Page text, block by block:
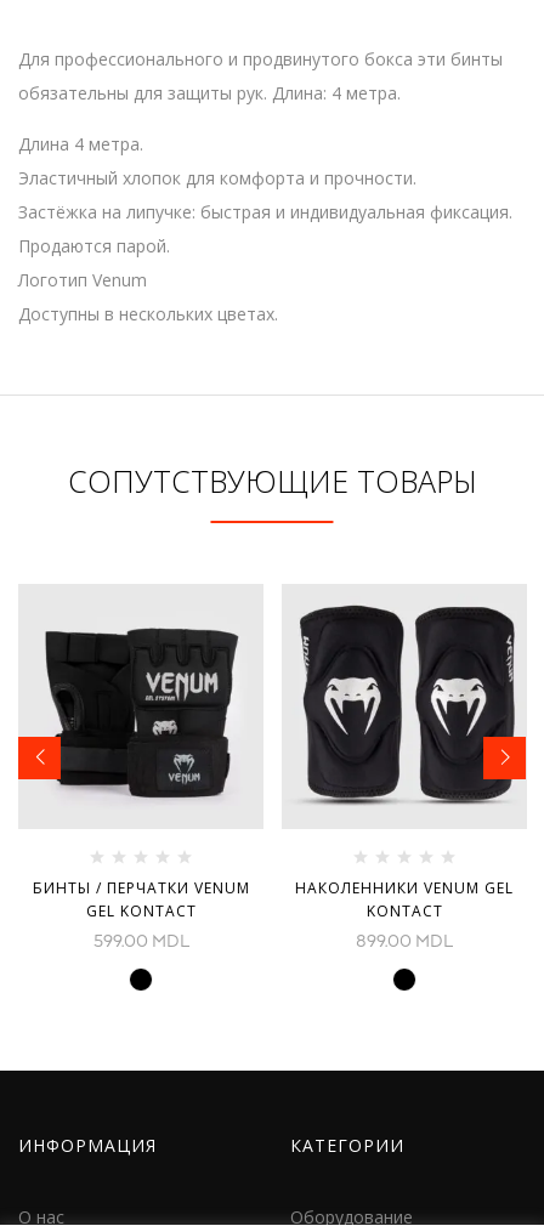
Для профессионального и продвинутого бокса эти бинты
обязательны для защиты рук. Длина: 4 метра.
Длина 4 метра.
Эластичный хлопок для комфорта и прочности.
Застёжка на липучке: быстрая и индивидуальная фиксация.
Продаются парой.
Логотип Venum
Доступны в нескольких цветах.
СОПУТСТВУЮЩИЕ ТОВАРЫ
БИНТЫ / ПЕРЧАТКИ VENUM
GEL KONTACT
599.00 MDL
НАКОЛЕННИКИ VENUM GEL
KONTACT
899.00 MDL
ИНФОРМАЦИЯ
О нас
КАТЕГОРИИ
Оборудование